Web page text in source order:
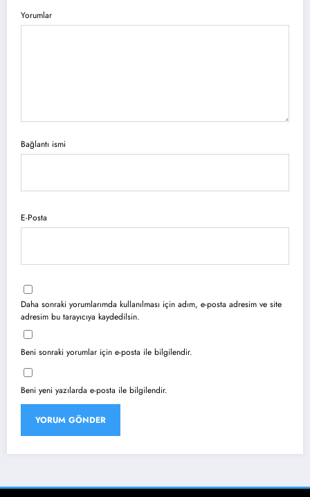
Yorumlar
Bağlantı ismi
E-Posta
Daha sonraki yorumlarımda kullanılması için adım, e-posta adresim ve site
adresim bu tarayıcıya kaydedilsin.
Beni sonraki yorumlar için e-posta ile bilgilendir.
Beni yeni yazılarda e-posta ile bilgilendir.